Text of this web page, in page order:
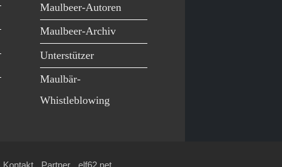
Maulbeer-Autoren
Maulbeer-Archiv
Unterstützer
Maulbär-
Whistleblowing